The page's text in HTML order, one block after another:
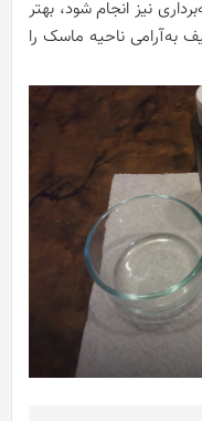
نیز انجام شود، بهتر
یک لیف به‌آرامی ناحیه ماسک را